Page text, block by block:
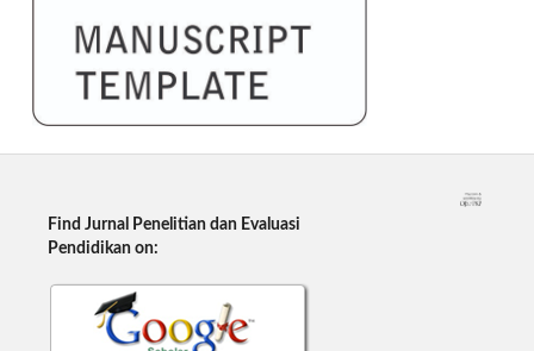
Find Jurnal Penelitian dan Evaluasi
Pendidikan on: